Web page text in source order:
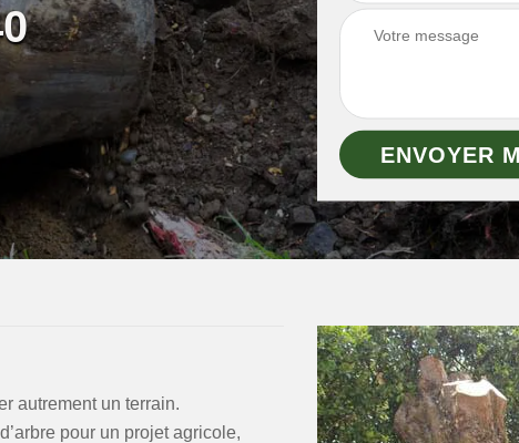
autrement un terrain.
pour un projet agricole,